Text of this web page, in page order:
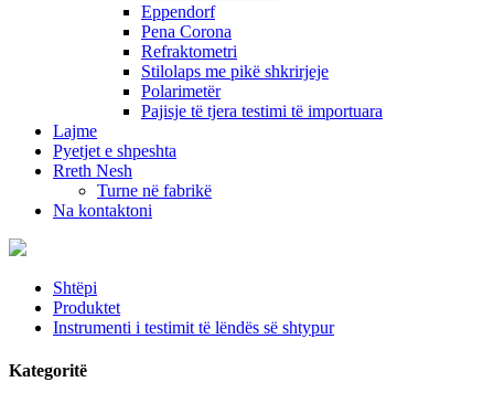
Eppendorf
Pena Corona
Refraktometri
Stilolaps me pikë shkrirjeje
Polarimetër
Pajisje të tjera testimi të importuara
Lajme
Pyetjet e shpeshta
Rreth Nesh
Turne në fabrikë
Na kontaktoni
Shtëpi
Produktet
Instrumenti i testimit të lëndës së shtypur
Kategoritë